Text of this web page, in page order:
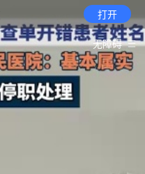
打开
无障碍